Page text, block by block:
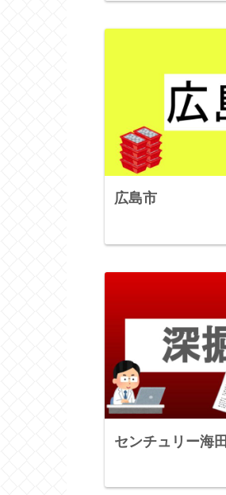
広島市
センチュリー海田